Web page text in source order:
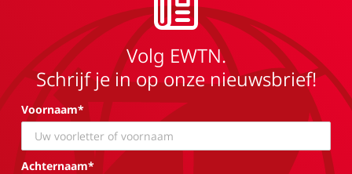
Volg EWTN.
Schrijf je in op onze nieuwsbrief!
Voornaam*
Achternaam*